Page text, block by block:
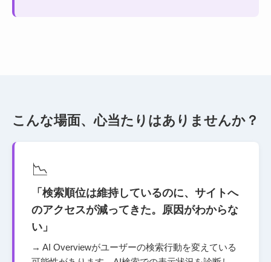
こんな場面、心当たりはありませんか？
📉
「検索順位は維持しているのに、サイトへ
のアクセスが減ってきた。原因がわからな
い」
→ AI Overviewがユーザーの検索行動を変えている